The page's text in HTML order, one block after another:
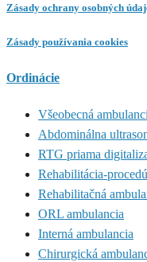
Zásady ochrany osobných
Zásady používania cookies
Ordinácie
Všeobecná
Abdominálna
RTG priama
Rehabilitácia-
Rehabilitačná
ORL ambulancia
Interná ambulancia
Chirurgická